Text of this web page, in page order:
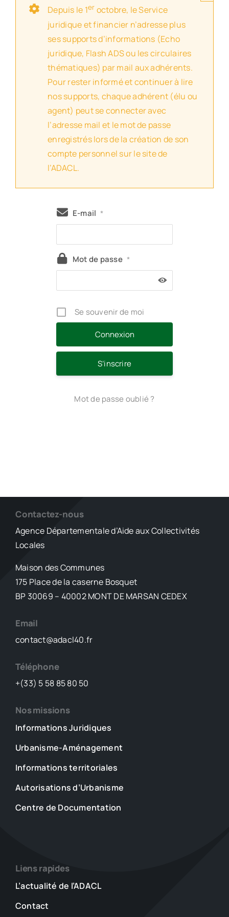
Depuis le 1er octobre, le Service
juridique et financier n’adresse plus
ses supports d’informations (Echo
juridique, Flash ADS ou les circulaires
thématiques) par mail aux adhérents.
Pour rester informé et continuer à lire
nos supports, chaque adhérent (élu ou
agent) peut se connecter avec
l’adresse mail et le mot de passe
enregistrés lors de la création de son
compte personnel sur le site de
l’ADACL.
E-mail *
Mot de passe *
Se souvenir de moi
S’inscrire
Mot de passe oublié ?
Contactez-nous
Agence Départementale d’Aide aux Collectivités
Locales
Maison des Communes
175 Place de la caserne Bosquet
BP 30069 – 40002 MONT DE MARSAN CEDEX
Email
contact@adacl40.fr
Téléphone
+(33) 5 58 85 80 50
Nos missions
Informations Juridiques
Urbanisme-Aménagement
Informations territoriales
Autorisations d’Urbanisme
Centre de Documentation
Liens rapides
L’actualité de l’ADACL
Contact